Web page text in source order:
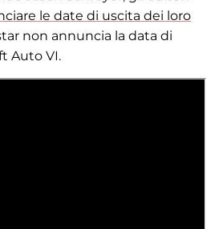
le date di uscita dei loro
non annuncia la data di
Auto VI.